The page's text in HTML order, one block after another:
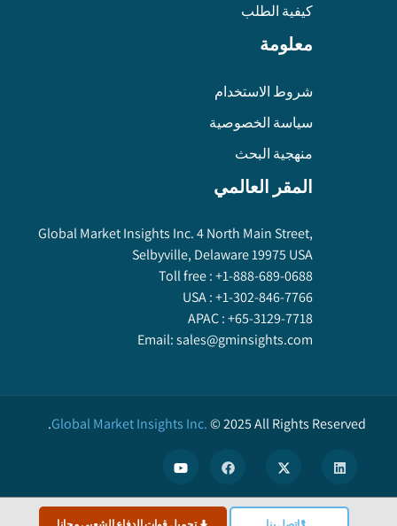
كيفية الطلب
معلومة
شروط الاستخدام
سياسة الخصوصية
منهجية البحث
المقر العالمي
Global Market Insights Inc. 4 North Main Street,
Selbyville, Delaware 19975 USA
Toll free :+1-888-689-0688
USA :+1-302-846-7766
APAC :+65-3129-7718
Email:sales@gminsights.com
Global Market Insights Inc.©2025All Rights Reserved.